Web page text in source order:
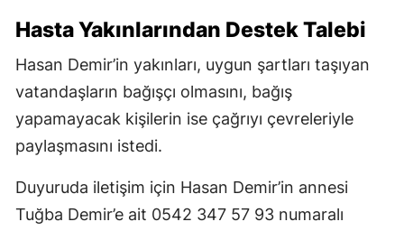
Hasta Yakınlarından Destek Talebi
Hasan Demir’in yakınları, uygun şartları taşıyan
vatandaşların bağışçı olmasını, bağış
yapamayacak kişilerin ise çağrıyı çevreleriyle
paylaşmasını istedi.
Duyuruda iletişim için Hasan Demir’in annesi
Tuğba Demir’e ait 0542 347 57 93 numaralı